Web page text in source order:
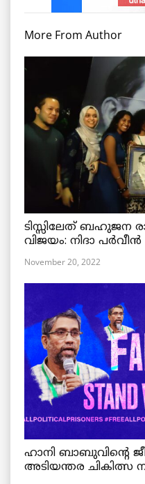
More From Author
ടിസ്സിലേത് ബഹുജന
വിജയം: നിദാ
November 20, 2022
ഹാനി ബാബുവിന്റെ
അടിയന്തര